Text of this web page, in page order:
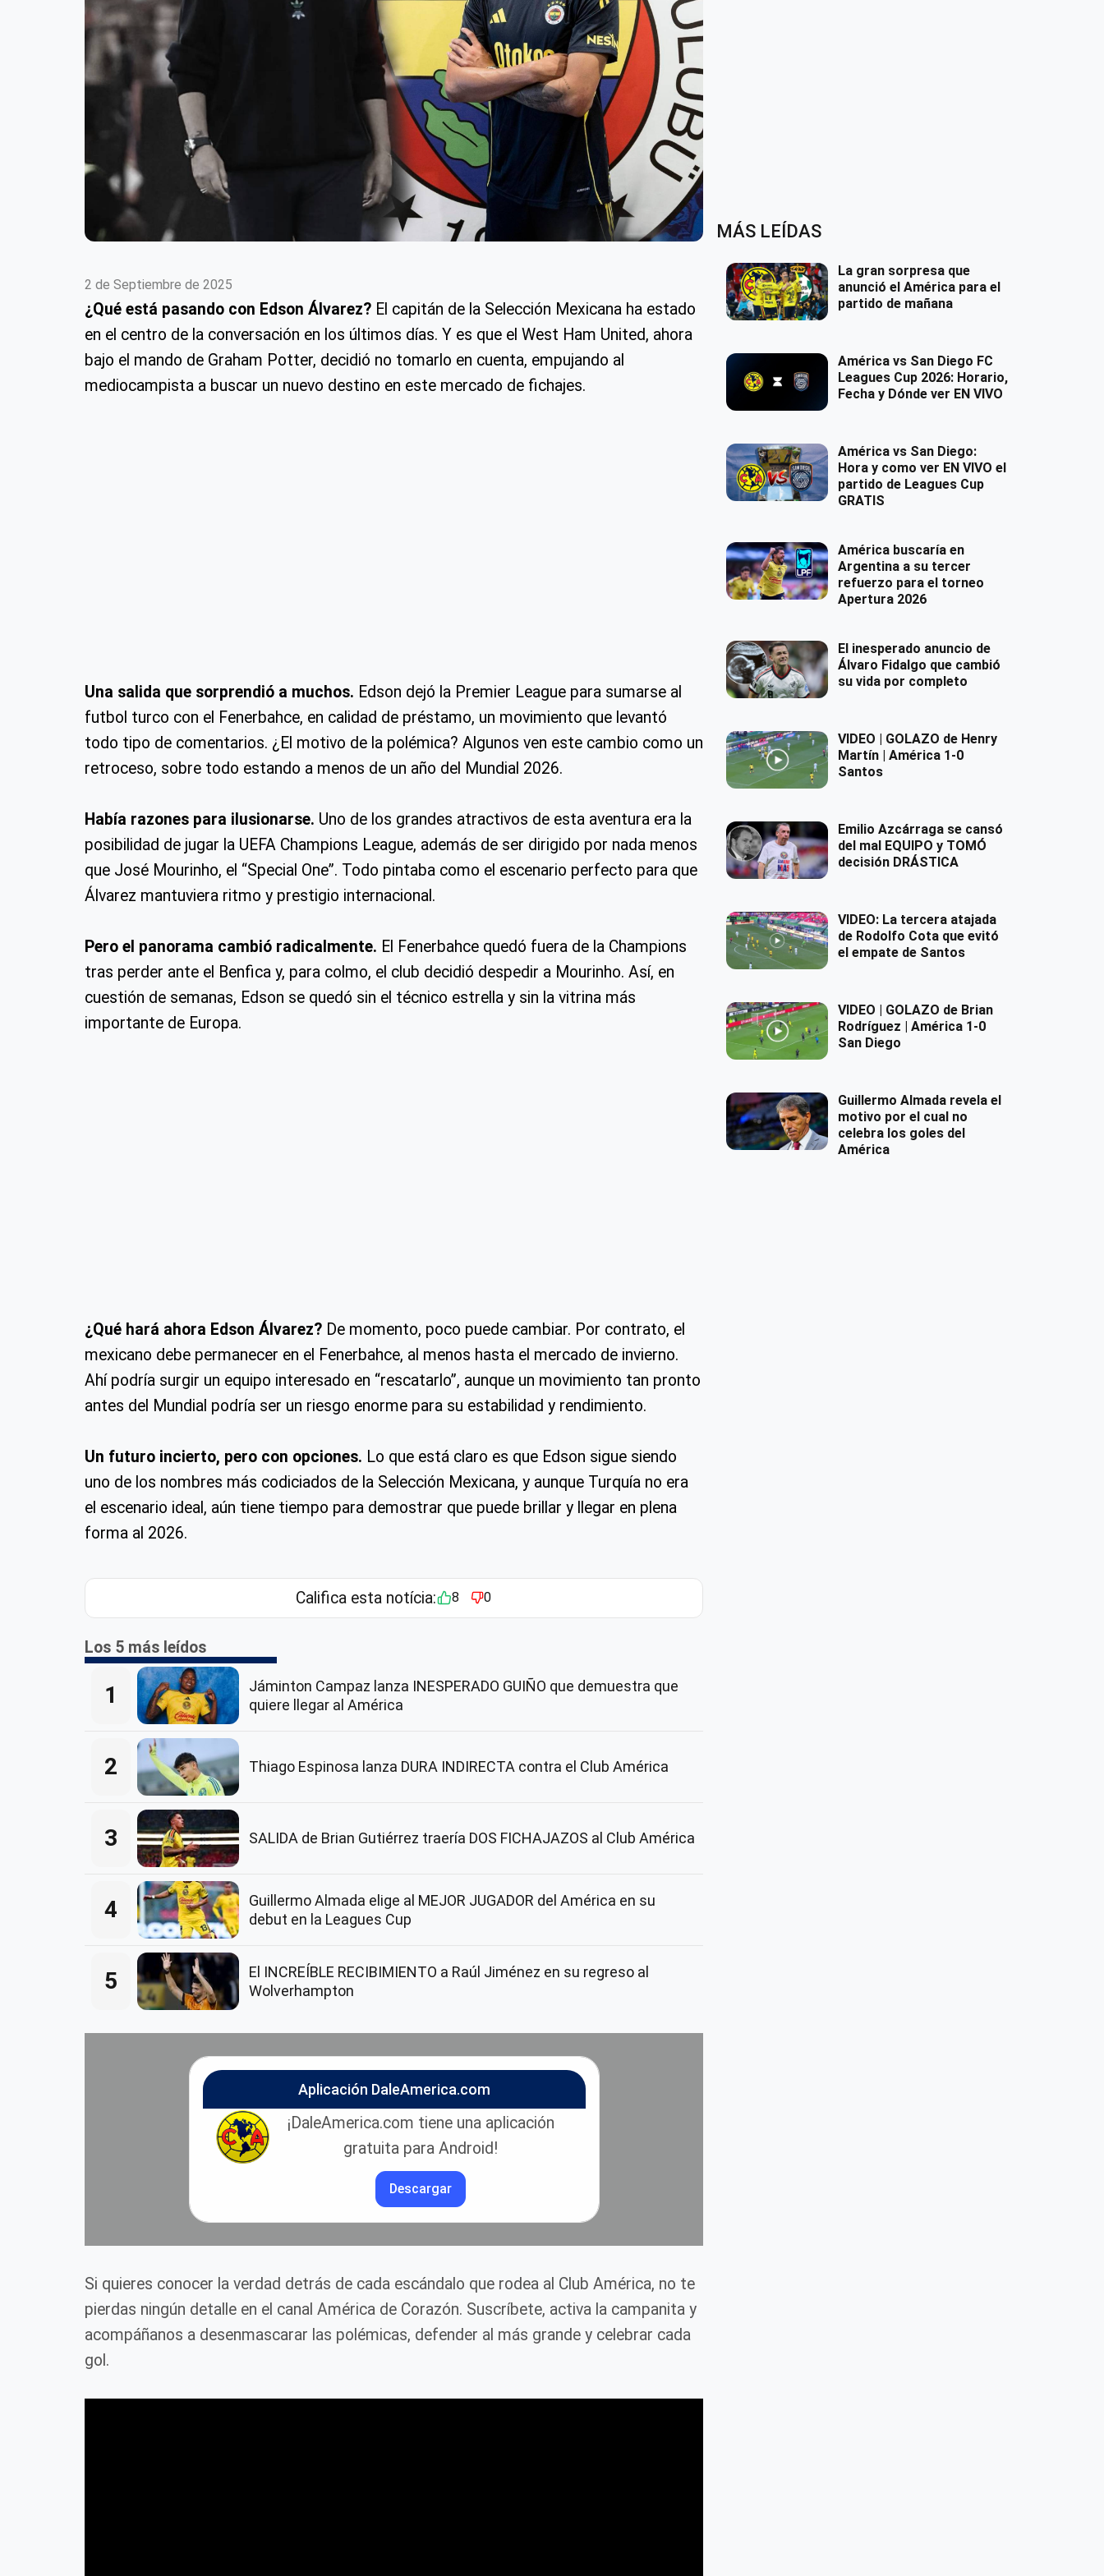
2 de Septiembre de 2025
¿Qué está pasando con Edson Álvarez? El capitán de la Selección Mexicana ha estado
en el centro de la conversación en los últimos días. Y es que el West Ham United, ahora
bajo el mando de Graham Potter, decidió no tomarlo en cuenta, empujando al
mediocampista a buscar un nuevo destino en este mercado de fichajes.
Una salida que sorprendió a muchos. Edson dejó la Premier League para sumarse al
futbol turco con el Fenerbahce, en calidad de préstamo, un movimiento que levantó
todo tipo de comentarios. ¿El motivo de la polémica? Algunos ven este cambio como un
retroceso, sobre todo estando a menos de un año del Mundial 2026.
Había razones para ilusionarse. Uno de los grandes atractivos de esta aventura era la
posibilidad de jugar la UEFA Champions League, además de ser dirigido por nada menos
que José Mourinho, el “Special One”. Todo pintaba como el escenario perfecto para que
Álvarez mantuviera ritmo y prestigio internacional.
Pero el panorama cambió radicalmente. El Fenerbahce quedó fuera de la Champions
tras perder ante el Benfica y, para colmo, el club decidió despedir a Mourinho. Así, en
cuestión de semanas, Edson se quedó sin el técnico estrella y sin la vitrina más
importante de Europa.
¿Qué hará ahora Edson Álvarez? De momento, poco puede cambiar. Por contrato, el
mexicano debe permanecer en el Fenerbahce, al menos hasta el mercado de invierno.
Ahí podría surgir un equipo interesado en “rescatarlo”, aunque un movimiento tan pronto
antes del Mundial podría ser un riesgo enorme para su estabilidad y rendimiento.
Un futuro incierto, pero con opciones. Lo que está claro es que Edson sigue siendo
uno de los nombres más codiciados de la Selección Mexicana, y aunque Turquía no era
el escenario ideal, aún tiene tiempo para demostrar que puede brillar y llegar en plena
forma al 2026.
Califica esta notícia: 8 0
Los 5 más leídos
1
Jáminton Campaz lanza INESPERADO GUIÑO que demuestra que
quiere llegar al América
2 Thiago Espinosa lanza DURA INDIRECTA contra el Club América
3 SALIDA de Brian Gutiérrez traería DOS FICHAJAZOS al Club América
4
Guillermo Almada elige al MEJOR JUGADOR del América en su
debut en la Leagues Cup
5
El INCREÍBLE RECIBIMIENTO a Raúl Jiménez en su regreso al
Wolverhampton
Aplicación DaleAmerica.com
¡DaleAmerica.com tiene una aplicación
gratuita para Android!
Descargar
Si quieres conocer la verdad detrás de cada escándalo que rodea al Club América, no te
pierdas ningún detalle en el canal América de Corazón. Suscríbete, activa la campanita y
acompáñanos a desenmascarar las polémicas, defender al más grande y celebrar cada
gol.
MÁS LEÍDAS
La gran sorpresa que
anunció el América para el
partido de mañana
América vs San Diego FC
Leagues Cup 2026: Horario,
Fecha y Dónde ver EN VIVO
América vs San Diego:
Hora y como ver EN VIVO el
partido de Leagues Cup
GRATIS
América buscaría en
Argentina a su tercer
refuerzo para el torneo
Apertura 2026
El inesperado anuncio de
Álvaro Fidalgo que cambió
su vida por completo
VIDEO | GOLAZO de Henry
Martín | América 1-0
Santos
Emilio Azcárraga se cansó
del mal EQUIPO y TOMÓ
decisión DRÁSTICA
VIDEO: La tercera atajada
de Rodolfo Cota que evitó
el empate de Santos
VIDEO | GOLAZO de Brian
Rodríguez | América 1-0
San Diego
Guillermo Almada revela el
motivo por el cual no
celebra los goles del
América